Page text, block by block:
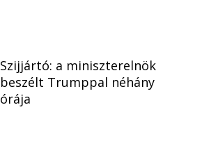
Szijjártó: a miniszterelnök
beszélt Trumppal néhány
órája